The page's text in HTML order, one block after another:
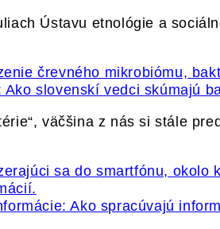
Ústavu etnológie a
Ako slovenskí vedci skúmajú
väčšina z nás si stále
Ako spracúvajú